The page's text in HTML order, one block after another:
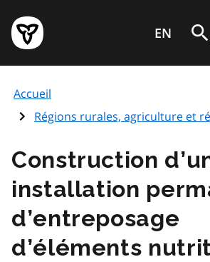
au
contenu
principal
Page
d'accueil
de
l'Ontario
EN
Accueil
Régions rurales, agriculture et
Construction
installation
d’entreposage
d’éléments